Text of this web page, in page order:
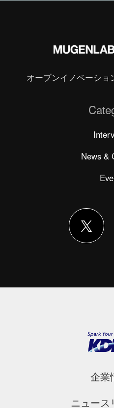
オープンイノベーシ
News &
企業
ニュース